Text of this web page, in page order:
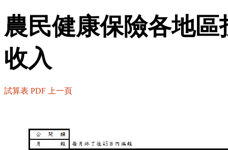
農民健康保險各地
收入
試算表 PDF 上一頁